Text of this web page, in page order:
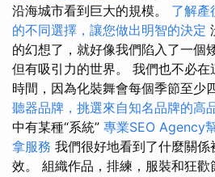
沿海城市看到巨大的規模。 了解產
的不同選擇，讓您做出明智的決定
的幻想了，就好像我們陷入了一個
但有吸引力的世界。 我們也不必
時間，因為化裝舞會每個季節至少
聽器品牌，挑選來自知名品牌的高
中有某種“系統” 專業SEO Agency
拿服務 我們很好地看到了什麼關
效。 組織作品，排練，服裝和狂